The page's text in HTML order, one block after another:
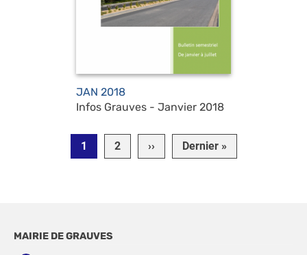
JAN 2018
Infos Grauves - Janvier 2018
1 2 ››Page suivante
Dernier »Dernière page
MAIRIE DE GRAUVES